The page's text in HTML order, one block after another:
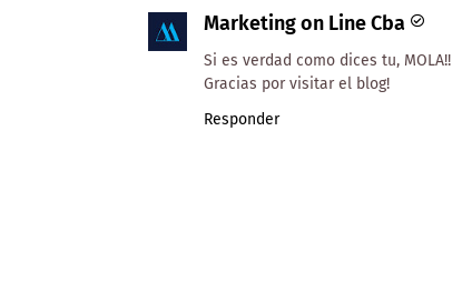
Marketing on Line Cba
Si es verdad como dices tu, MOLA!!
Gracias por visitar el blog!
Responder